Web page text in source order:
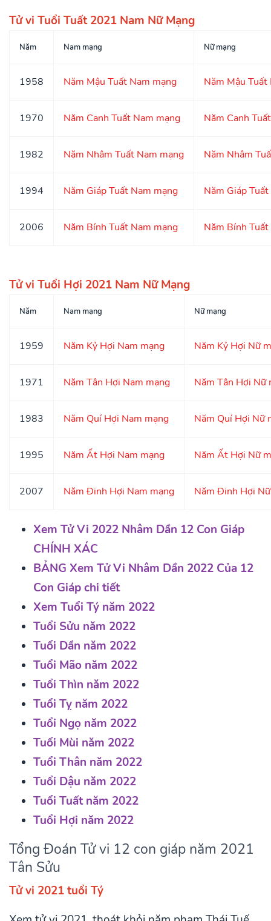
Tử vi Tuổi Tuất 2021 Nam Nữ Mạng
Năm Nam mạng Nữ mạng
1958 Năm Mậu Tuất Nam mạng Năm Mậu Tuất
1970 Năm Canh Tuất Nam mạng Năm Canh
1982 Năm Nhâm Tuất Nam mạng Năm Nhâm
1994 Năm Giáp Tuất Nam mạng Năm Giáp
2006 Năm Bính Tuất Nam mạng Năm Bính
Tử vi Tuổi Hợi 2021 Nam Nữ Mạng
Năm Nam mạng Nữ mạng
1959 Năm Kỷ Hợi Nam mạng Năm Kỷ Hợi Nữ
1971 Năm Tân Hợi Nam mạng Năm Tân Hợi Nữ
1983 Năm Quí Hợi Nam mạng Năm Quí Hợi Nữ
1995 Năm Ất Hợi Nam mạng Năm Ất Hợi Nữ
2007 Năm Đinh Hợi Nam mạng Năm Đinh Hợi
Xem Tử Vi 2022 Nhâm Dần 12 Con Giáp
CHÍNH XÁC
BẢNG Xem Tử Vi Nhâm Dần 2022 Của 12
Con Giáp chi tiết
Xem Tuổi Tý năm 2022
Tuổi Sửu năm 2022
Tuổi Dần năm 2022
Tuổi Mão năm 2022
Tuổi Thìn năm 2022
Tuổi Tỵ năm 2022
Tuổi Ngọ năm 2022
Tuổi Mùi năm 2022
Tuổi Thân năm 2022
Tuổi Dậu năm 2022
Tuổi Tuất năm 2022
Tuổi Hợi năm 2022
Tổng Đoán Tử vi 12 con giáp năm 2021
Tân Sửu
Tử vi 2021 tuổi Tý